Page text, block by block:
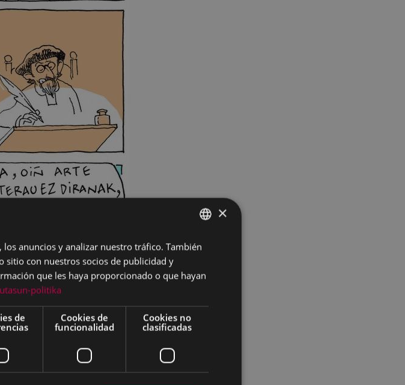
Elorza, en la misma se recoge
eibarresa. El historiador
BASQUE
×
anuncios y analizar nuestro tráfico. También
con nuestros socios de publicidad y
que les haya proporcionado o que hayan
politika
de
Cookies de
funcionalidad
Cookies no
clasificadas